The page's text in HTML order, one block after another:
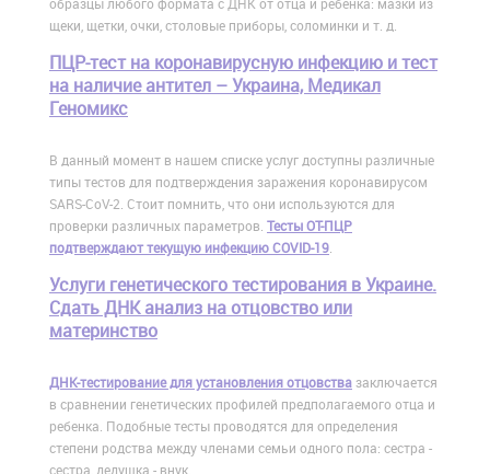
образцы любого формата с ДНК от отца и ребенка: мазки из
щеки, щетки, очки, столовые приборы, соломинки и т. д.
ПЦР-тест на коронавирусную инфекцию и тест
на наличие антител – Украина, Медикал
Геномикс
В данный момент в нашем списке услуг доступны различные
типы тестов для подтверждения заражения коронавирусом
SARS-CoV-2. Стоит помнить, что они используются для
проверки различных параметров. Тесты ОТ-ПЦР
подтверждают текущую инфекцию COVID-19.
Услуги генетического тестирования в Украине.
Сдать ДНК анализ на отцовство или
материнство
ДНК-тестирование для установления отцовствазаключается
в сравнении генетических профилей предполагаемого отца и
ребенка. Подобные тесты проводятся для определения
степени родства между членами семьи одного пола: сестра -
сестра, дедушка - внук.